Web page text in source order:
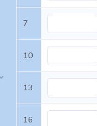
7
10
13
16